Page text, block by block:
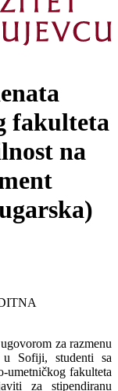
fakulteta
na
za razmenu
Sofiji, studenti sa
umetničkog fakulteta
za stipendiranu